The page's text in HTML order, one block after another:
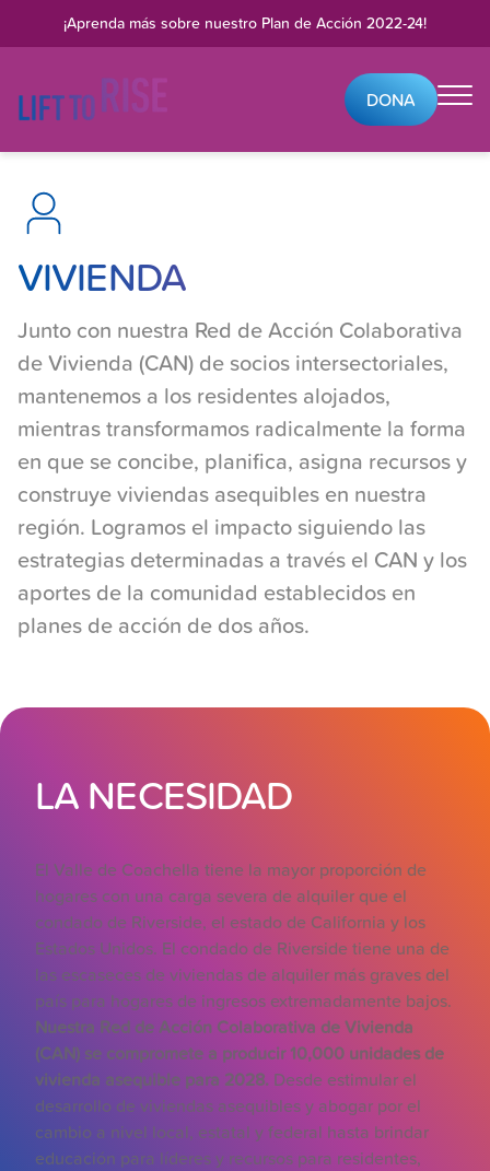
Skip to content¡Aprenda más sobre nuestro Plan de Acción 2022-24!
DONA
Junto con nuestra red de socios intersectoriales, estamos
VIVIENDA
Junto con nuestra Red de Acción Colaborativa
de Vivienda (CAN) de socios intersectoriales,
mantenemos a los residentes alojados,
mientras transformamos radicalmente la forma
en que se concibe, planifica, asigna recursos y
construye viviendas asequibles en nuestra
región. Logramos el impacto siguiendo las
estrategias determinadas a través el CAN y los
aportes de la comunidad establecidos en
planes de acción de dos años.
LA NECESIDAD
El Valle de Coachella tiene la mayor proporción de
hogares con una carga severa de alquiler que el
condado de Riverside, el estado de California y los
Estados Unidos. El condado de Riverside tiene una de
las escaseces de viviendas de alquiler más graves del
país para hogares de ingresos extremadamente bajos.
Nuestra Red de Acción Colaborativa de Vivienda
(CAN) se compromete a producir 10,000 unidades de
vivienda asequible para 2028. Desde estimular el
desarrollo de viviendas asequibles y abogar por el
cambio a nivel local, estatal y federal hasta brindar
educación para líderes y recursos para residentes,